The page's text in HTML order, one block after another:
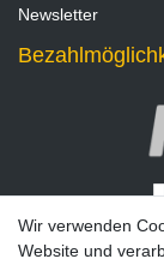
Newsletter
Wir verwenden
Website und